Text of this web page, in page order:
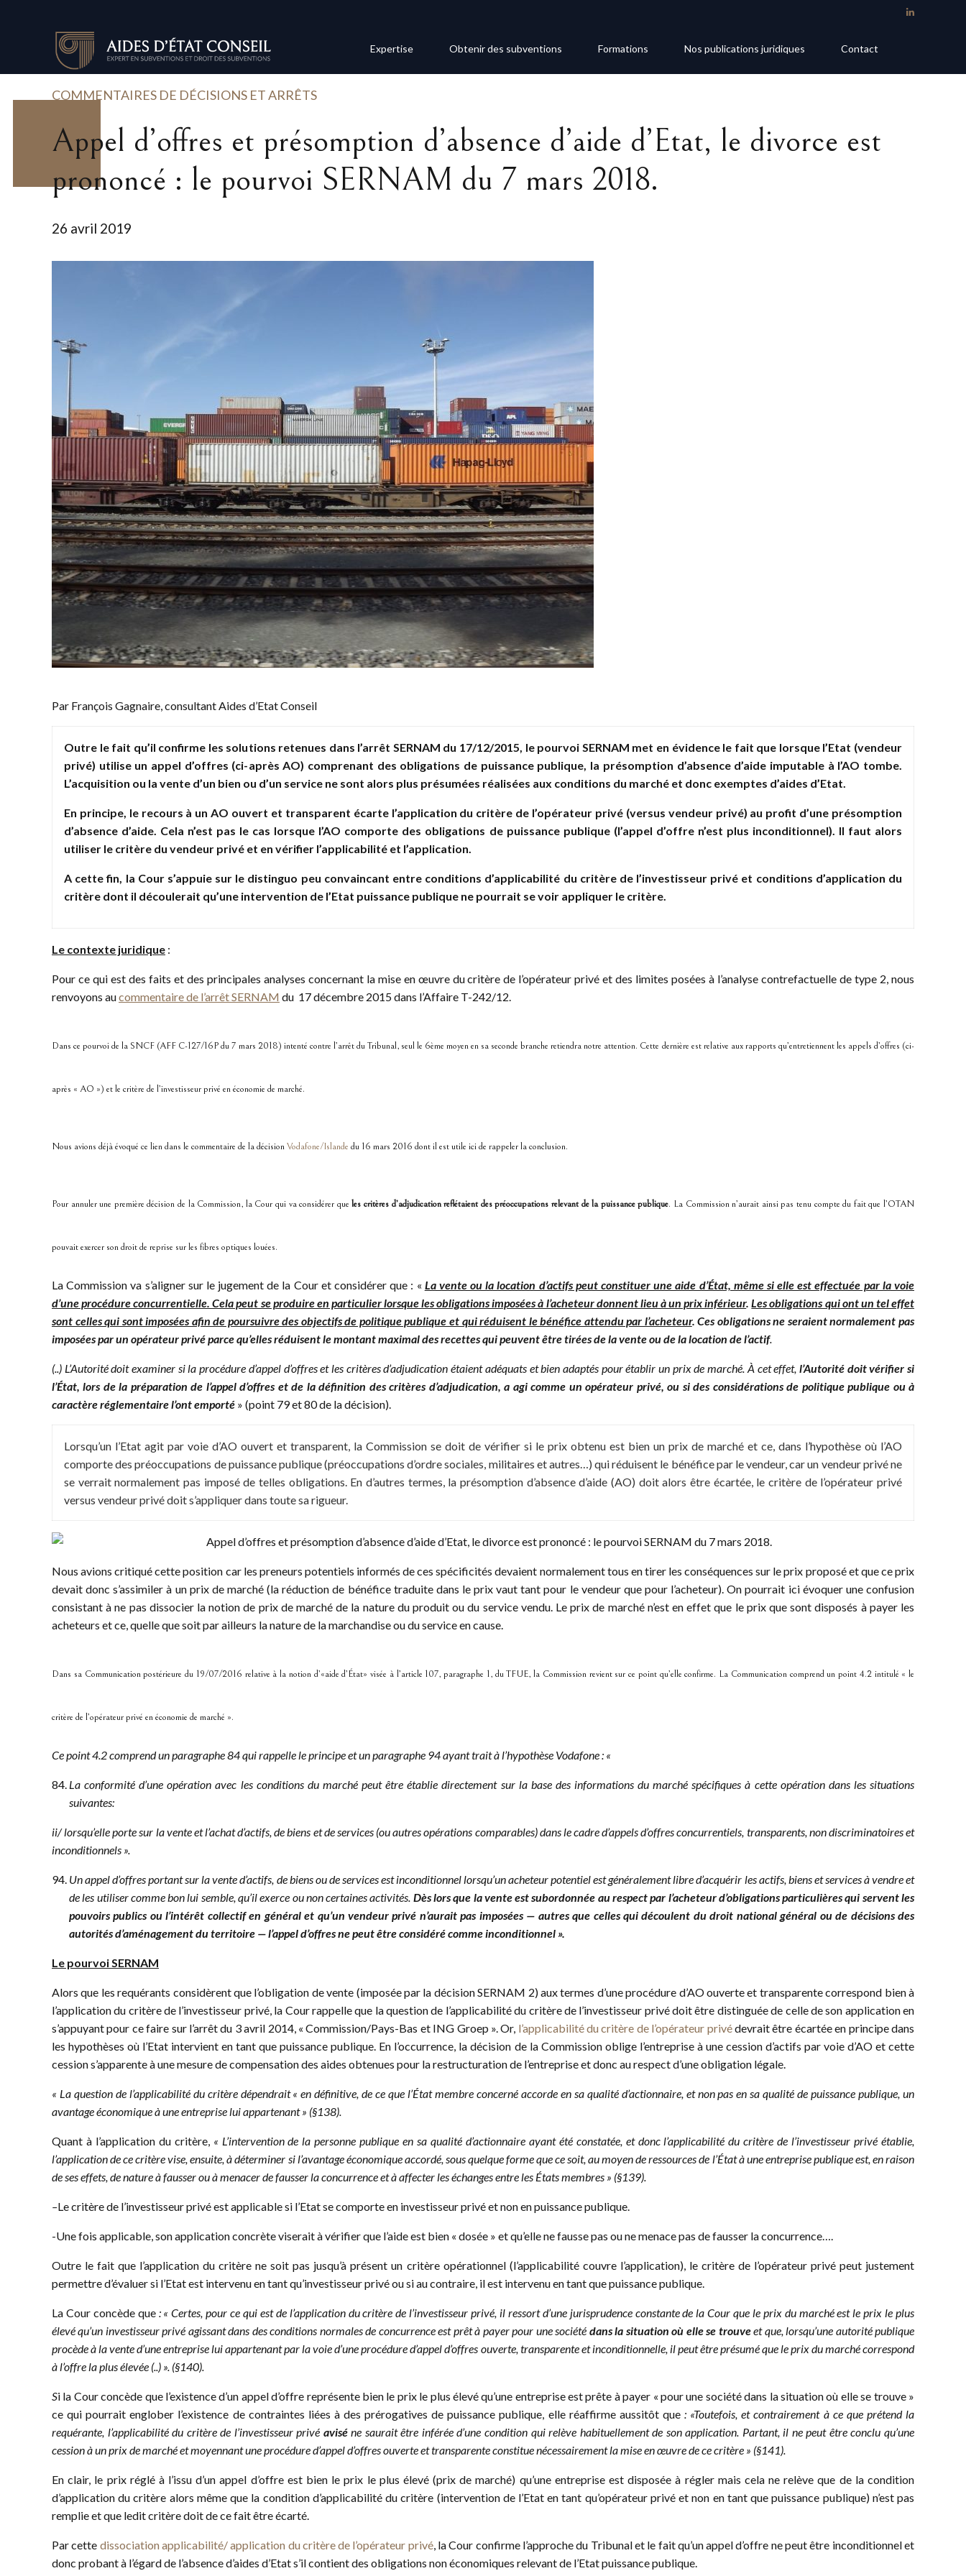
Expertise Obtenir des subventions Formations Nos publications juridiques Contact
COMMENTAIRES DE DÉCISIONS ET ARRÊTS
Appel d’offres et présomption d’absence d’aide d’Etat, le divorce est
prononcé : le pourvoi SERNAM du 7 mars 2018.
26 avril 2019
Par François Gagnaire, consultant Aides d’Etat Conseil
Outre le fait qu’il confirme les solutions retenues dans l’arrêt SERNAM du 17/12/2015, le pourvoi SERNAM met en évidence le fait que lorsque l’Etat (vendeur
privé) utilise un appel d’offres (ci-après AO) comprenant des obligations de puissance publique, la présomption d’absence d’aide imputable à l’AO tombe.
L’acquisition ou la vente d’un bien ou d’un service ne sont alors plus présumées réalisées aux conditions du marché et donc exemptes d’aides d’Etat.
En principe, le recours à un AO ouvert et transparent écarte l’application du critère de l’opérateur privé (versus vendeur privé) au profit d’une présomption
d’absence d’aide. Cela n’est pas le cas lorsque l’AO comporte des obligations de puissance publique (l’appel d’offre n’est plus inconditionnel). Il faut alors
utiliser le critère du vendeur privé et en vérifier l’applicabilité et l’application.
A cette fin, la Cour s’appuie sur le distinguo peu convaincant entre conditions d’applicabilité du critère de l’investisseur privé et conditions d’application du
critère dont il découlerait qu’une intervention de l’Etat puissance publique ne pourrait se voir appliquer le critère.
Le contexte juridique :
Pour ce qui est des faits et des principales analyses concernant la mise en œuvre du critère de l’opérateur privé et des limites posées à l’analyse contrefactuelle de type 2, nous
renvoyons aucommentaire de l’arrêt SERNAM du 17 décembre 2015 dans l’Affaire T-242/12.
Dans ce pourvoi de la SNCF (AFF C-127/16P du 7 mars 2018) intenté contre l’arrêt du Tribunal, seul le 6ème moyen en sa seconde branche retiendra notre attention. Cette dernière est relative aux rapports qu’entretiennent les appels d’offres (ci-
après « AO ») et le critère de l’investisseur privé en économie de marché.
Nous avions déjà évoqué ce lien dans le commentaire de la décisionVodafone/Islande du 16 mars 2016 dont il est utile ici de rappeler la conclusion.
Pour annuler une première décision de la Commission, la Cour qui va considérer queles critères d’adjudication reflétaient des préoccupations relevant de la puissance publique. La Commission n’aurait ainsi pas tenu compte du fait que l’OTAN
pouvait exercer son droit de reprise sur les fibres optiques louées.
La Commission va s’aligner sur le jugement de la Cour et considérer que : « La vente ou la location d’actifs peut constituer une aide d’État, même si elle est effectuée par la voie
d’une procédure concurrentielle. Cela peut se produire en particulier lorsque les obligations imposées à l’acheteur donnent lieu à un prix inférieur.Les obligations qui ont un tel effet
sont celles qui sont imposées afin de poursuivre des objectifs de politique publique et qui réduisent le bénéfice attendu par l’acheteur. Ces obligations ne seraient normalement pas
imposées par un opérateur privé parce qu’elles réduisent le montant maximal des recettes qui peuvent être tirées de la vente ou de la location de l’actif.
(..) L’Autorité doit examiner si la procédure d’appel d’offres et les critères d’adjudication étaient adéquats et bien adaptés pour établir un prix de marché. À cet effet, l’Autorité doit vérifier si
l’État, lors de la préparation de l’appel d’offres et de la définition des critères d’adjudication, a agi comme un opérateur privé, ou si des considérations de politique publique ou à
caractère réglementaire l’ont emporté » (point 79 et 80 de la décision).
Lorsqu’un l’Etat agit par voie d’AO ouvert et transparent, la Commission se doit de vérifier si le prix obtenu est bien un prix de marché et ce, dans l’hypothèse où l’AO
comporte des préoccupations de puissance publique (préoccupations d’ordre sociales, militaires et autres…) qui réduisent le bénéfice par le vendeur, car un vendeur privé ne
se verrait normalement pas imposé de telles obligations. En d’autres termes, la présomption d’absence d’aide (AO) doit alors être écartée, le critère de l’opérateur privé
versus vendeur privé doit s’appliquer dans toute sa rigueur.
Nous avions critiqué cette position car les preneurs potentiels informés de ces spécificités devaient normalement tous en tirer les conséquences sur le prix proposé et que ce prix
devait donc s’assimiler à un prix de marché (la réduction de bénéfice traduite dans le prix vaut tant pour le vendeur que pour l’acheteur). On pourrait ici évoquer une confusion
consistant à ne pas dissocier la notion de prix de marché de la nature du produit ou du service vendu. Le prix de marché n’est en effet que le prix que sont disposés à payer les
acheteurs et ce, quelle que soit par ailleurs la nature de la marchandise ou du service en cause.
Dans sa Communication postérieure du 19/07/2016 relative à la notion d’«aide d’État» visée à l’article 107, paragraphe 1, du TFUE, la Commission revient sur ce point qu’elle confirme. La Communication comprend un point 4.2 intitulé « le
critère de l’opérateur privé en économie de marché ».
Ce point 4.2 comprend un paragraphe 84 qui rappelle le principe et un paragraphe 94 ayant trait à l’hypothèse Vodafone : «
La conformité d’une opération avec les conditions du marché peut être établie directement sur la base des informations du marché spécifiques à cette opération dans les situations
suivantes:
ii/ lorsqu’elle porte sur la vente et l’achat d’actifs, de biens et de services (ou autres opérations comparables) dans le cadre d’appels d’offres concurrentiels, transparents, non discriminatoires et
inconditionnels ».
Un appel d’offres portant sur la vente d’actifs, de biens ou de services est inconditionnel lorsqu’un acheteur potentiel est généralement libre d’acquérir les actifs, biens et services à vendre et
de les utiliser comme bon lui semble, qu’il exerce ou non certaines activités. Dès lors que la vente est subordonnée au respect par l’acheteur d’obligations particulières qui servent les
pouvoirs publics ou l’intérêt collectif en général et qu’un vendeur privé n’aurait pas imposées — autres que celles qui découlent du droit national général ou de décisions des
autorités d’aménagement du territoire — l’appel d’offres ne peut être considéré comme inconditionnel ».
Le pourvoi SERNAM
Alors que les requérants considèrent que l’obligation de vente (imposée par la décision SERNAM 2) aux termes d’une procédure d’AO ouverte et transparente correspond bien à
l’application du critère de l’investisseur privé, la Cour rappelle que la question de l’applicabilité du critère de l’investisseur privé doit être distinguée de celle de son application en
s’appuyant pour ce faire sur l’arrêt du 3 avril 2014, « Commission/Pays-Bas et ING Groep ». Or, l’applicabilité du critère de l’opérateur privédevrait être écartée en principe dans
les hypothèses où l’Etat intervient en tant que puissance publique. En l’occurrence, la décision de la Commission oblige l’entreprise à une cession d’actifs par voie d’AO et cette
cession s’apparente à une mesure de compensation des aides obtenues pour la restructuration de l’entreprise et donc au respect d’une obligation légale.
« La question de l’applicabilité du critère dépendrait « en définitive, de ce que l’État membre concerné accorde en sa qualité d’actionnaire, et non pas en sa qualité de puissance publique, un
avantage économique à une entreprise lui appartenant » (§138).
Quant à l’application du critère, « L’intervention de la personne publique en sa qualité d’actionnaire ayant été constatée, et donc l’applicabilité du critère de l’investisseur privé établie,
l’application de ce critère vise, ensuite, à déterminer si l’avantage économique accordé, sous quelque forme que ce soit, au moyen de ressources de l’État à une entreprise publique est, en raison
de ses effets, de nature à fausser ou à menacer de fausser la concurrence et à affecter les échanges entre les États membres » (§139).
–Le critère de l’investisseur privé est applicable si l’Etat se comporte en investisseur privé et non en puissance publique.
-Une fois applicable, son application concrète viserait à vérifier que l’aide est bien « dosée » et qu’elle ne fausse pas ou ne menace pas de fausser la concurrence….
Outre le fait que l’application du critère ne soit pas jusqu’à présent un critère opérationnel (l’applicabilité couvre l’application), le critère de l’opérateur privé peut justement
permettre d’évaluer si l’Etat est intervenu en tant qu’investisseur privé ou si au contraire, il est intervenu en tant que puissance publique.
La Cour concède que: « Certes, pour ce qui est de l’application du critère de l’investisseur privé, il ressort d’une jurisprudence constante de la Cour que le prix du marché est le prix le plus
élevé qu’un investisseur privé agissant dans des conditions normales de concurrence est prêt à payer pour une société dans la situation où elle se trouveet que, lorsqu’une autorité publique
procède à la vente d’une entreprise lui appartenant par la voie d’une procédure d’appel d’offres ouverte, transparente et inconditionnelle, il peut être présumé que le prix du marché correspond
à l’offre la plus élevée (..) ». (§140).
Si la Cour concède que l’existence d’un appel d’offre représente bien le prix le plus élevé qu’une entreprise est prête à payer « pour une société dans la situation où elle se trouve »
ce qui pourrait englober l’existence de contraintes liées à des prérogatives de puissance publique, elle réaffirme aussitôt que: «Toutefois, et contrairement à ce que prétend la
requérante, l’applicabilité du critère de l’investisseur privé aviséne saurait être inférée d’une condition qui relève habituellement de son application. Partant, il ne peut être conclu qu’une
cession à un prix de marché et moyennant une procédure d’appel d’offres ouverte et transparente constitue nécessairement la mise en œuvre de ce critère » (§141).
En clair, le prix réglé à l’issu d’un appel d’offre est bien le prix le plus élevé (prix de marché) qu’une entreprise est disposée à régler mais cela ne relève que de la condition
d’application du critère alors même que la condition d’applicabilité du critère (intervention de l’Etat en tant qu’opérateur privé et non en tant que puissance publique) n’est pas
remplie et que ledit critère doit de ce fait être écarté.
Par cette dissociation applicabilité/ application du critère de l’opérateur privé, la Cour confirme l’approche du Tribunal et le fait qu’un appel d’offre ne peut être inconditionnel et
donc probant à l’égard de l’absence d’aides d’Etat s’il contient des obligations non économiques relevant de l’Etat puissance publique.